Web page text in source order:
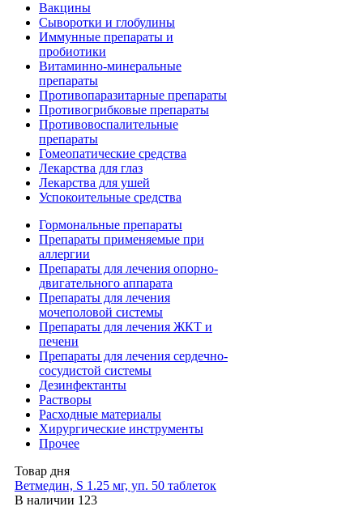
Вакцины
Сыворотки и глобулины
Иммунные препараты и
пробиотики
Витаминно-минеральные
препараты
Противопаразитарные препараты
Противогрибковые препараты
Противовоспалительные
препараты
Гомеопатические средства
Лекарства для глаз
Лекарства для ушей
Успокоительные средства
Гормональные препараты
Препараты применяемые при
аллергии
Препараты для лечения опорно-
двигательного аппарата
Препараты для лечения
мочеполовой системы
Препараты для лечения ЖКТ и
печени
Препараты для лечения сердечно-
сосудистой системы
Дезинфектанты
Растворы
Расходные материалы
Хирургические инструменты
Прочее
Товар дня
Ветмедин, S 1.25 мг, уп. 50 таблеток
В наличии 123